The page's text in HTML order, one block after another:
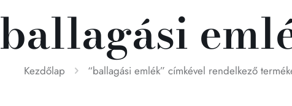
ballagási
Kezdőlap “ballagási emlék” címkével rendelkező